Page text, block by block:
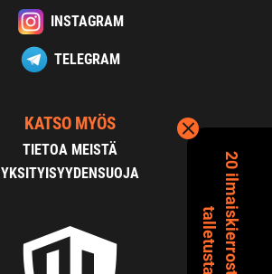
INSTAGRAM
TELEGRAM
KATSO MYÖS
TIETOA MEISTÄ
YKSITYISYYDENSUOJA
i
t